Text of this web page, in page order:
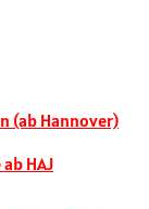
(ab Hannover)
HAJ